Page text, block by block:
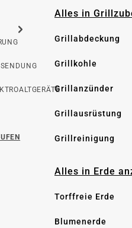
Alles in
Grillabdeckung
Grillkohle
Grillanzünder
Grillausrüstung
Grillreinigung
Alles in Erde
Torffreie Erde
Blumenerde